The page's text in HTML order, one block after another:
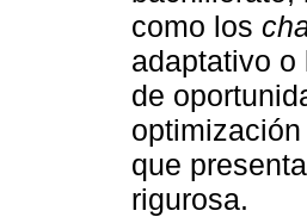
como los
adaptativo o
de
que
rigurosa.